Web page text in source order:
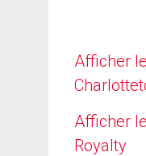
Afficher
Afficher
Royalty